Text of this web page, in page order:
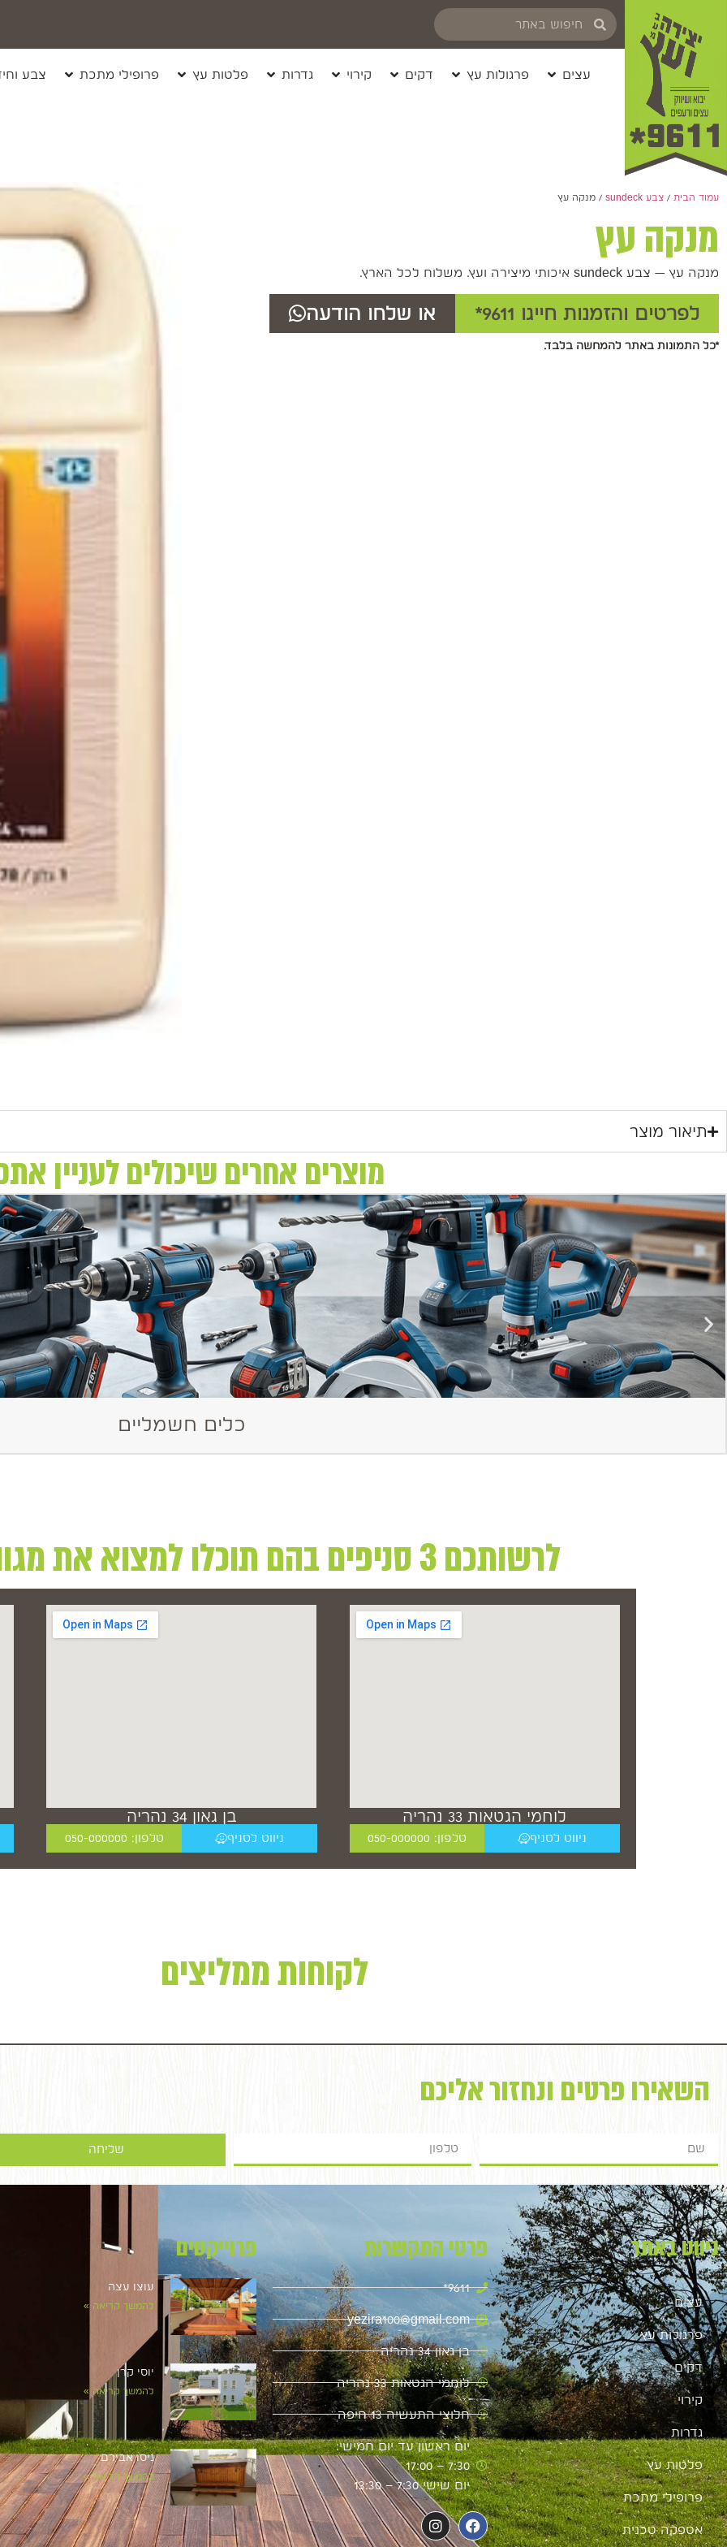
עצים פרגולות עץ דקים קירוי גדרות פלטות עץ פרופילי מתכת צבע
עמוד הבית / צבע sundeck / מנקה עץ
מנקה עץ
מנקה עץ — צבע sundeck איכותי מיצירה ועץ. משלוח לכל הארץ.
לפרטים והזמנות חייגו 9611* או שלחו הודעה
*כל התמונות באתר להמחשה בלבד.
תיאור מוצר
מוצרים אחרים שיכולים לעניין
כלים חשמליים
לרשותכם 3 סניפים בהם תוכלו למצוא את מגוון המוצרים שלנו
לוחמי הגטאות 33 נהריה
ניווט לסניף טלפון: 050-000000
בן גאון 34 נהריה
ניווט לסניף טלפון: 050-000000
לקוחות ממליצים
השאירו פרטים ונחזור אליכם
שליחה
ניווט באתר
עצים
פרגולות עץ
דקים
קירוי
גדרות
פלטות עץ
פרופילי מתכת
אספקה טכנית
פרטי התקשרות
9611*
yezira100@gmail.com
בן גאון 34 נהריה
לוחמי הגטאות 33 נהריה
חלוצי התעשיה 13 חיפה
יום ראשון עד יום חמישי:
7:30 – 17:00
יום שישי 7:30 – 13:30
פרוייקטים
עוצו עצה
להמשך קריאה »
יוסי קרן
להמשך קריאה »
ניסו אבירם
להמשך קריאה »